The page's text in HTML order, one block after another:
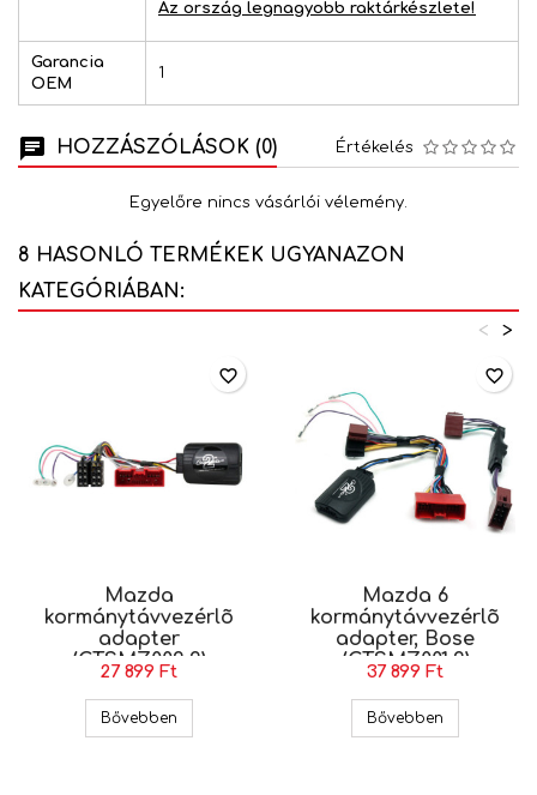
Az ország legnagyobb raktárkészlete!
Garancia
OEM
1
HOZZÁSZÓLÁSOK (0) Értékelés
Egyelőre nincs vásárlói vélemény.
8 HASONLÓ TERMÉKEK UGYANAZON
KATEGÓRIÁBAN:
>
<
Mazda
kormánytávvezérlõ
adapter
(CTSMZ002.2)
27 899 Ft
Bővebben Mazda kormánytávvezérlõ adapter
favorite_border
Mazda 6
kormánytávvezérlõ
adapter, Bose
(CTSMZ001.2)
37 899 Ft
Bővebben
favorite_border